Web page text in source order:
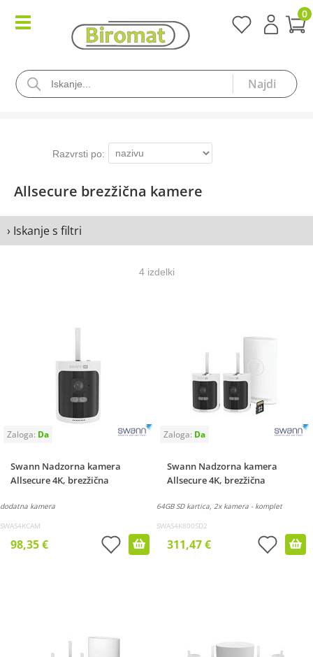
0
Allsecure brezžična kamere
› Iskanje s filtri
4 izdelki
Swann Nadzorna kamera
Allsecure 4K, brezžična
dodatna kamera
SWAS4KCAM
98,35 €
Swann Nadzorna kamera
Allsecure 4K, brezžična
64GB SD kartica, 2x kamera - komplet
SWAS4K800SD2
311,47 €